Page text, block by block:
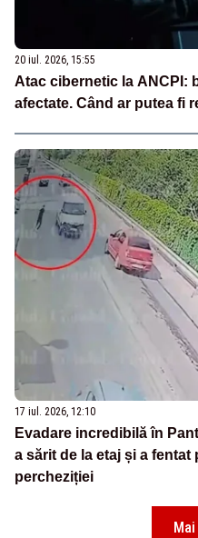
20 iul. 2026, 15:55
Atac cibernetic la ANCPI:
afectate. Când ar putea fi
17 iul. 2026, 12:10
Evadare incredibilă în
a sărit de la etaj și a
percheziției